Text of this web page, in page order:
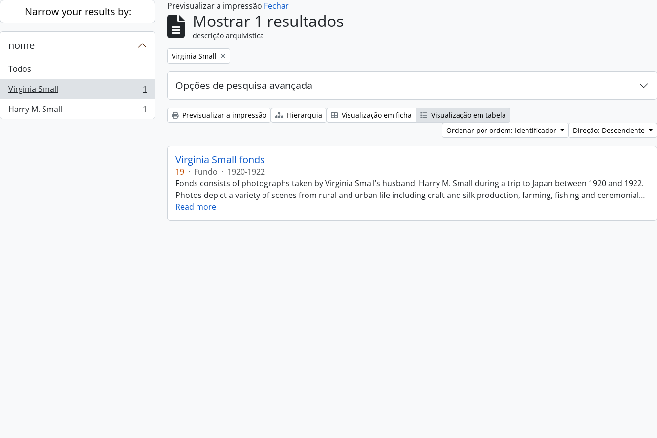
Skip to main content
Narrow your results by:
nome
Todos
Virginia Small
, 1 resultados
1
Harry M. Small
, 1 resultados 1
Previsualizar a impressão Fechar
Mostrar 1 resultados
descrição arquivística
Remove filter:
Virginia Small
Opções de pesquisa avançada
Previsualizar a impressão Hierarquia Visualização em ficha
Visualização em tabela
Ordenar por ordem: Identificador
Direção: Descendente
Virginia Small fonds
19 · Fundo · 1920-1922
Fonds consists of photographs taken by Virginia Small’s husband, Harry M. Small during a trip to Japan between 1920 and 1922.
Photos depict a variety of scenes from rural and urban life including craft and silk production, farming, fishing and ceremonial…
Read more